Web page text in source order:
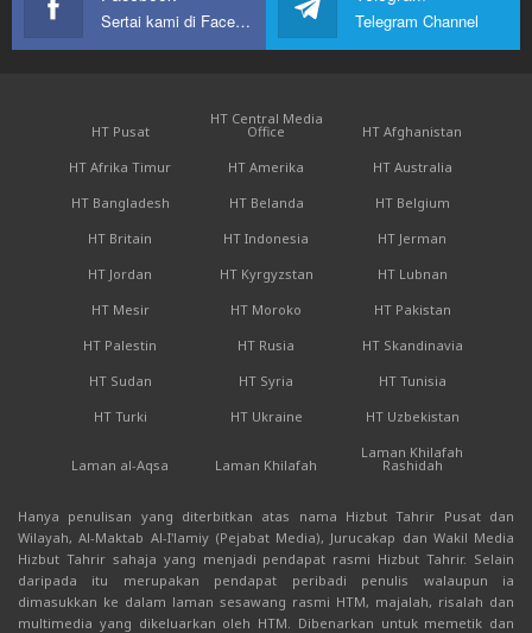
Sertai kami di Facebook Telegram Channel
HT Pusat
HT Central Media
Office
HT Afghanistan
HT Afrika Timur
HT Amerika
HT Australia
HT Bangladesh
HT Belanda
HT Belgium
HT Britain
HT Indonesia
HT Jerman
HT Jordan
HT Kyrgyzstan
HT Lubnan
HT Mesir
HT Moroko
HT Pakistan
HT Palestin
HT Rusia
HT Skandinavia
HT Sudan
HT Syria
HT Tunisia
HT Turki
HT Ukraine HT Uzbekistan
Laman al-Aqsa Laman Khilafah
Laman Khilafah
Rashidah
Hanya penulisan yang diterbitkan atas nama Hizbut Tahrir Pusat dan
Wilayah, Al-Maktab Al-I'lamiy (Pejabat Media), Jurucakap dan Wakil Media
Hizbut Tahrir sahaja yang menjadi pendapat rasmi Hizbut Tahrir. Selain
daripada itu merupakan pendapat peribadi penulis walaupun ia
dimasukkan ke dalam laman sesawang rasmi HTM, majalah, risalah dan
multimedia yang dikeluarkan oleh HTM. Dibenarkan untuk memetik dan